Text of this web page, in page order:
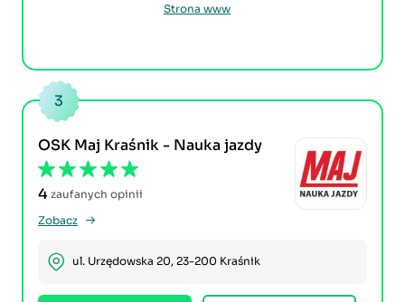
Strona www
3
OSK Maj Kraśnik - Nauka jazdy
4 zaufanych opinii
Zobacz
ul. Urzędowska 20, 23-200 Kraśnik